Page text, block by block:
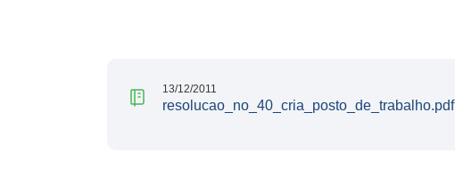
13/12/2011
resolucao_no_40_cria_posto_de_trabalho.pdf